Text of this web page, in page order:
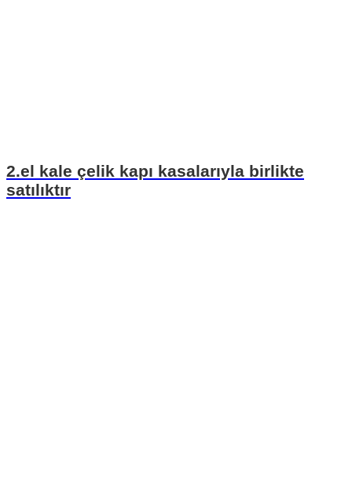
2.el kale çelik kapı kasalarıyla birlikte
satılıktır